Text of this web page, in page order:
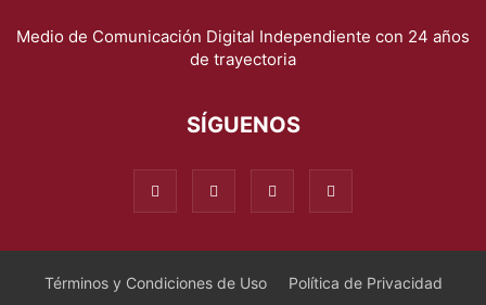
Medio de Comunicación Digital Independiente con 24 años
de trayectoria
SÍGUENOS
Términos y Condiciones de Uso Política de Privacidad